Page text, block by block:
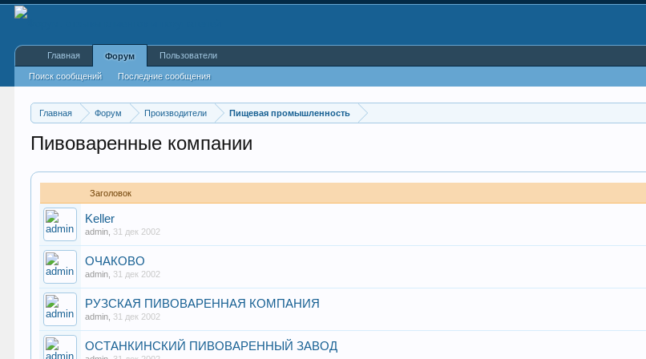
Главная Форум Производители Пищевая промышленность
Пивоваренные компании
Заголовок
Keller
admin 31 дек 2002
ОЧАКОВО
admin 31 дек 2002
РУЗСКАЯ ПИВОВАРЕННАЯ КОМПАНИЯ
admin 31 дек 2002
ОСТАНКИНСКИЙ ПИВОВАРЕННЫЙ ЗАВОД
Главная Форум
Поиск сообщений Последние сообщения
Пользователи